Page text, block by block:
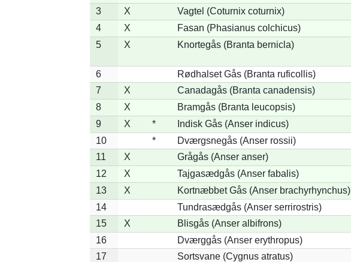
3
X Vagtel (Coturnix coturnix)
4
X Fasan (Phasianus colchicus)
5
X Knortegås (Branta bernicla)
6
Rødhalset Gås (Branta ruficollis)
7
X Canadagås (Branta canadensis)
8
X Bramgås (Branta leucopsis)
9
X * Indisk Gås (Anser indicus)
10
*
Dværgsnegås (Anser rossii)
11
X Grågås (Anser anser)
12
X Tajgasædgås (Anser fabalis)
13
X Kortnæbbet Gås (Anser brachyrhynchus)
14
Tundrasædgås (Anser serrirostris)
15
X Blisgås (Anser albifrons)
16
Dværggås (Anser erythropus)
17
Sortsvane (Cygnus atratus)